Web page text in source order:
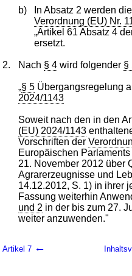
b)
In Absatz 2 werden
Verordnung (EU) Nr.
„Artikel 61 Absatz 4
ersetzt.
2. Nach § 4 wird folgender §
„§ 5 Übergangsregelung
2024/1143
Soweit nach den in den
(EU) 2024/1143
Vorschriften der
Europäischen
21. November 2012 über
Agrarerzeugnisse und
14.12.2012, S. 1) in ihrer
Fassung weiterhin
und 2 in der bis zum 27.
weiter anzuwenden."
Artikel 7 ←